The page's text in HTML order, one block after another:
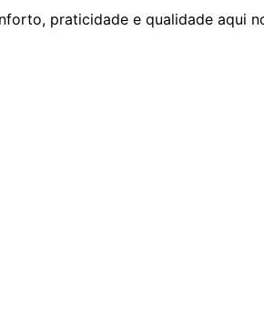
praticidade e qualidade aqui